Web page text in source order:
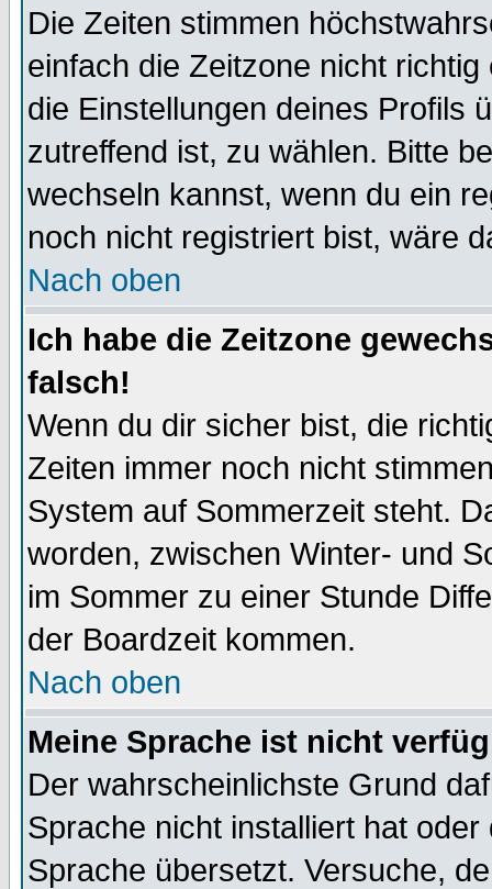
Die Zeiten stimmen
einfach die Zeitzone nicht
die Einstellungen deines Profils
zutreffend ist, zu wählen. Bitte
wechseln kannst, wenn du ein
noch nicht registriert bist, wäre
Nach oben
Ich habe die Zeitzone
falsch!
Wenn du dir sicher bist, die
Zeiten immer noch nicht
System auf Sommerzeit steht.
worden, zwischen Winter- und
im Sommer zu einer Stunde
der Boardzeit kommen.
Nach oben
Meine Sprache ist nicht
Der wahrscheinlichste Grund
Sprache nicht installiert hat
Sprache übersetzt. Versuche,